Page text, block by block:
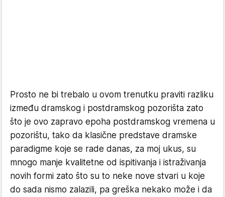
Prosto ne bi trebalo u ovom trenutku praviti razliku
između dramskog i postdramskog pozorišta zato
što je ovo zapravo epoha postdramskog vremena u
pozorištu, tako da klasične predstave dramske
paradigme koje se rade danas, za moj ukus, su
mnogo manje kvalitetne od ispitivanja i istraživanja
novih formi zato što su to neke nove stvari u koje
do sada nismo zalazili, pa greška nekako može i da